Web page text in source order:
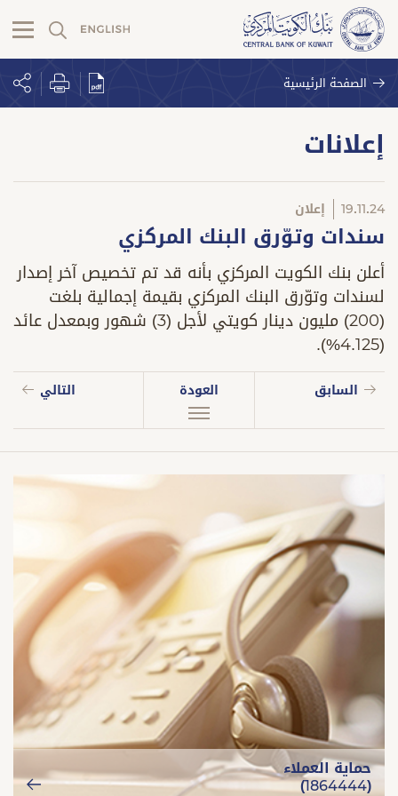
الصفحة الرئيسية
إعلانات
19.11.24 إعلان
سندات وتوّرق البنك المركزي
أعلن بنك الكويت المركزي بأنه قد تم تخصيص آخر إصدار
لسندات وتوّرق البنك المركزي بقيمة إجمالية بلغت
(200) مليون دينار كويتي لأجل (3) شهور وبمعدل عائد
(4.125%).
السابق العودة التالي
حماية العملاء
(1864444)